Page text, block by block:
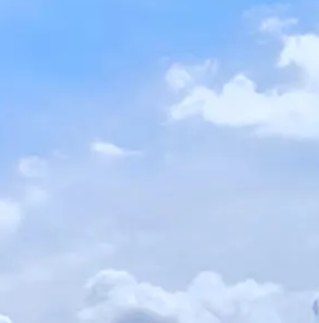
står kaffe/te och fralla redo. Under
frisk luft med makalös utsikt.
ut till café delen där lunchen